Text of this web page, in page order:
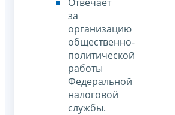
за
организацию
общественно-
политической
работы
Федеральной
налоговой
службы.